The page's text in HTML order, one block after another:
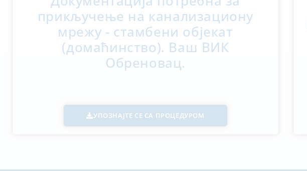
прикључење на канализациону
мрежу - стамбени објекат
(домаћинство). Ваш ВИК
Обреновац.
УПОЗНАЈТЕ СЕ СА ПРОЦЕДУРОМ